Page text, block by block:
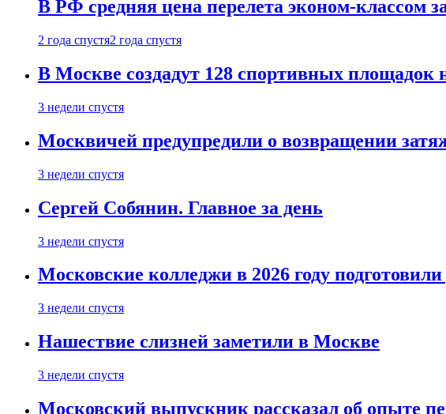
В РФ средняя цена перелета эконом-классом
2 года спустя2 года спустя
В Москве создадут 128 спортивных площадок
3 недели спустя
Москвичей предупредили о возвращении
3 недели спустя
Сергей Собянин. Главное за день
3 недели спустя
Московские колледжи в 2026 году
3 недели спустя
Нашествие слизней заметили в Москве
3 недели спустя
Московский выпускник рассказал об опыте